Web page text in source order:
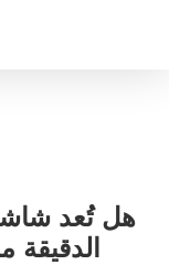
الدقيقة